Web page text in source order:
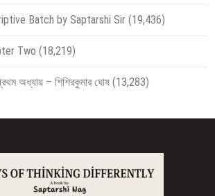
Batch by Saptarshi Sir (19,436)
Two (18,219)
অধ্যায় – শিশিরকুমার ঘোষ (13,283)